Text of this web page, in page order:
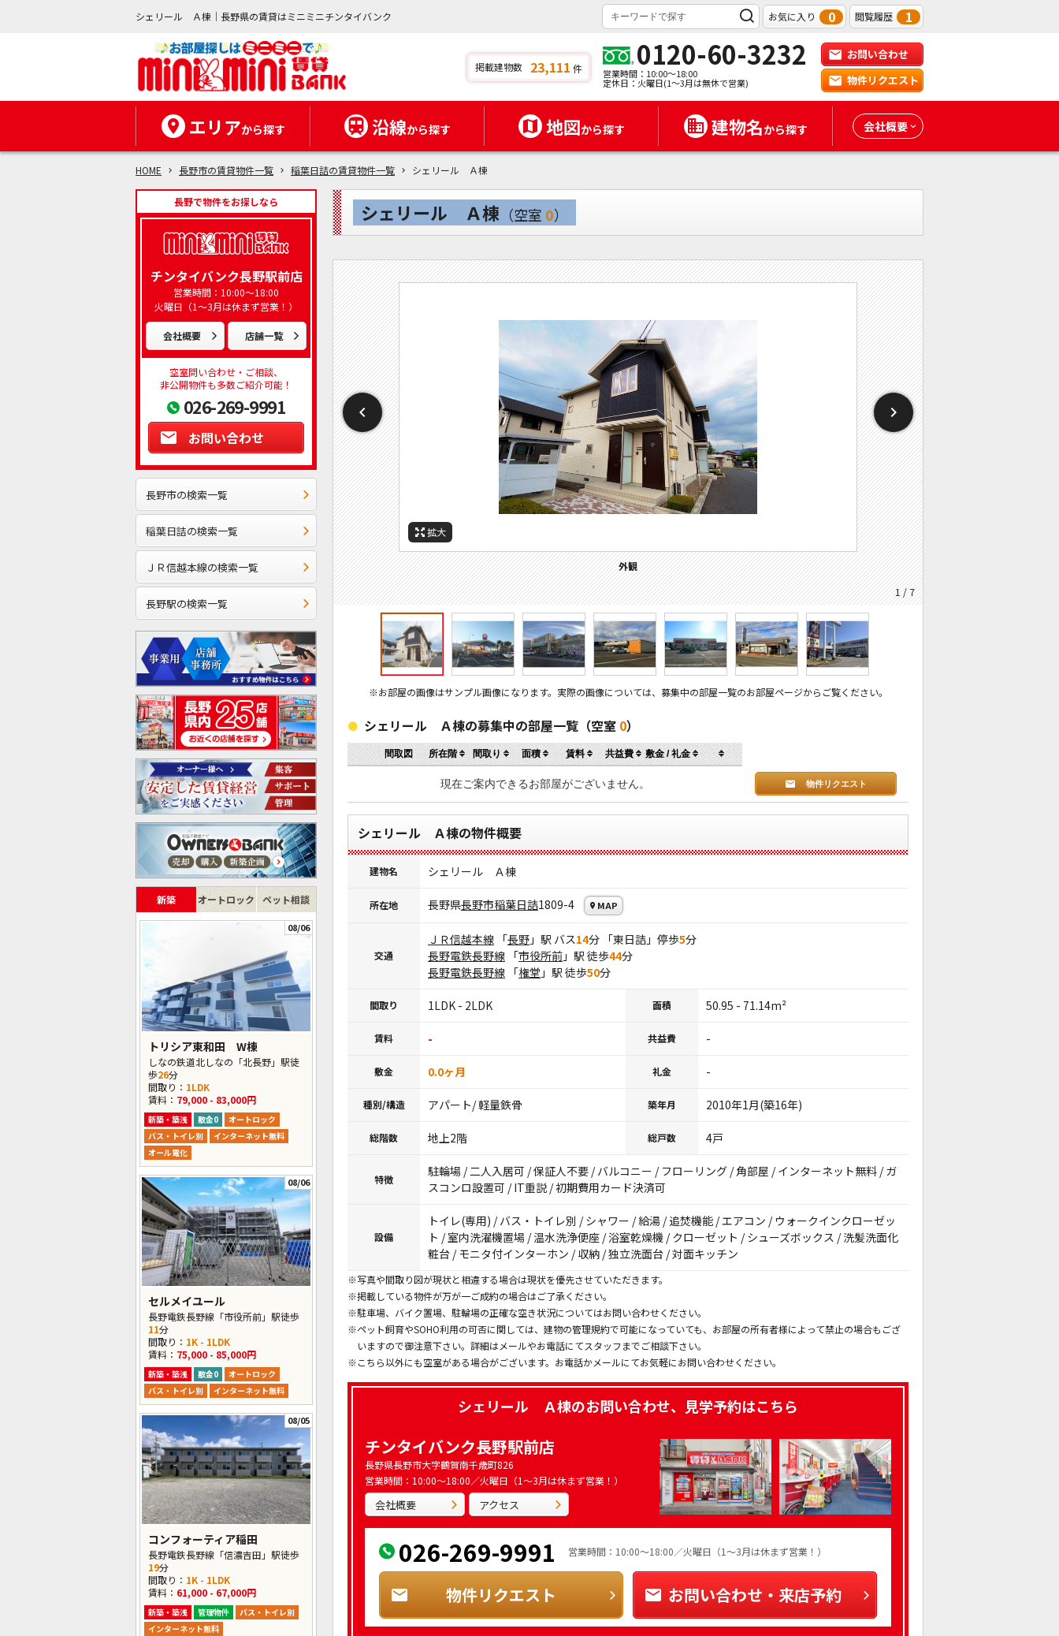
シェリール Ａ棟｜長野県の賃貸はミニミニチンタイバンク お気に入り 0 閲覧履歴 1
掲載建物数 23,111 件 0120-60-3232
営業時間：10:00～18:00
定休日：火曜日(1～3月は無休で営業)
お問い合わせ
物件リクエスト
エリアから探す 沿線から探す 地図から探す 建物名から探す 会社概要
HOME 長野市の賃貸物件一覧 稲葉日詰の賃貸物件一覧 シェリール Ａ棟
長野で物件をお探しなら
チンタイバンク長野駅前店
営業時間：10:00～18:00
火曜日（1～3月は休まず営業！）
会社概要 店舗一覧
空室問い合わせ・ご相談、
非公開物件も多数ご紹介可能！
026-269-9991
お問い合わせ
長野市の検索一覧
稲葉日詰の検索一覧
ＪＲ信越本線の検索一覧
長野駅の検索一覧
新築 オートロック ペット相談
08/06
トリシア東和田 W棟
しなの鉄道北しなの「北長野」駅徒
歩26分
間取り： 1LDK
賃料： 79,000 - 83,000円
新築・築浅 敷金0
オートロック
バス・トイレ別
インターネット無料
オール電化
08/06
セルメイユール
長野電鉄長野線「市役所前」駅徒歩
11分
間取り： 1K - 1LDK
賃料： 75,000 - 85,000円
新築・築浅 敷金0
オートロック
バス・トイレ別
インターネット無料
08/05
コンフォーティア稲田
長野電鉄長野線「信濃吉田」駅徒歩
19分
間取り： 1K - 1LDK
賃料： 61,000 - 67,000円
新築・築浅 管理物件
バス・トイレ別
インターネット無料
シェリール Ａ棟 （空室 0）
拡大
外観
1 / 7
拡大
周辺施設：ホームセンター
拡大
周辺施設：ドラックストア
拡大
周辺施設：コンビニ
拡大
周辺施設：スーパー
拡大
周辺施設：銀行
拡大
※お部屋の画像はサンプル画像になります。実際の画像については、募集中の部屋一覧のお部屋ページからご覧ください。
シェリール Ａ棟の募集中の部屋一覧（空室 0）
間取図 所在階 間取り 面積 賃料 共益費 敷金 / 礼金
現在ご案内できるお部屋がございません。 物件リクエスト
シェリール Ａ棟の物件概要
建物名 シェリール Ａ棟
所在地 長野県長野市稲葉日詰1809-4 MAP
交通
ＪＲ信越本線 「長野 」駅 バス14分 「東日詰」停歩5分
長野電鉄長野線 「市役所前 」駅 徒歩44分
長野電鉄長野線 「権堂 」駅 徒歩50分
間取り 1LDK - 2LDK 面積 50.95 - 71.14m²
賃料 - 共益費 -
敷金 0.0ヶ月 礼金 -
種別/構造 アパート/ 軽量鉄骨 築年月 2010年1月(築16年)
総階数 地上2階 総戸数 4戸
特徴
駐輪場 / 二人入居可 / 保証人不要 / バルコニー / フローリング / 角部屋 / インターネット無料 / ガ
スコンロ設置可 / IT重説 / 初期費用カード決済可
設備
トイレ(専用) / バス・トイレ別 / シャワー / 給湯 / 追焚機能 / エアコン / ウォークインクローゼッ
ト / 室内洗濯機置場 / 温水洗浄便座 / 浴室乾燥機 / クローゼット / シューズボックス / 洗髪洗面化
粧台 / モニタ付インターホン / 収納 / 独立洗面台 / 対面キッチン
※写真や間取り図が現状と相違する場合は現状を優先させていただきます。
※掲載している物件が万が一ご成約の場合はご了承ください。
※駐車場、バイク置場、駐輪場の正確な空き状況についてはお問い合わせください。
※ペット飼育やSOHO利用の可否に関しては、建物の管理規約で可能になっていても、お部屋の所有者様によって禁止の場合もござ
いますので御注意下さい。詳細はメールやお電話にてスタッフまでご相談下さい。
※こちら以外にも空室がある場合がございます。お電話かメールにてお気軽にお問い合わせください。
シェリール Ａ棟のお問い合わせ、見学予約はこちら
チンタイバンク長野駅前店
長野県長野市大字鶴賀南千歳町826
営業時間：10:00～18:00／火曜日（1～3月は休まず営業！）
会社概要 アクセス
026-269-9991 営業時間：10:00～18:00／火曜日（1～3月は休まず営業！）
物件リクエスト お問い合わせ・来店予約